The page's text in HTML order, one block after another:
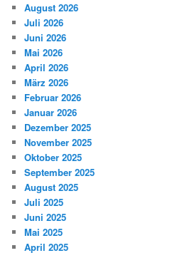
n
August 2026
Juli 2026
Juni 2026
Mai 2026
April 2026
März 2026
Februar 2026
Januar 2026
Dezember 2025
November 2025
Oktober 2025
September 2025
August 2025
Juli 2025
Juni 2025
Mai 2025
April 2025